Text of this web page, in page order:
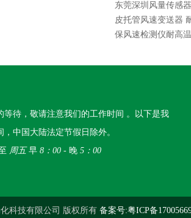
东莞深圳风量传感
皮托管风速变送器
保风速检测仪耐高
等待，敬请注意我们的工作时间 。以下是我
中国大陆法定节假日除外。
周五早 8：00 - 晚 5：00
科技有限公司 版权所有 备案号:粤ICP备